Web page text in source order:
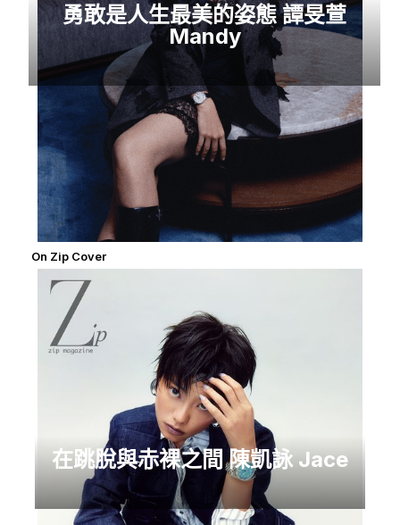
勇敢是人生最美的姿態 譚旻萱
Mandy
On Zip Cover
在跳脫與赤裸之間 陳凱詠 Jace